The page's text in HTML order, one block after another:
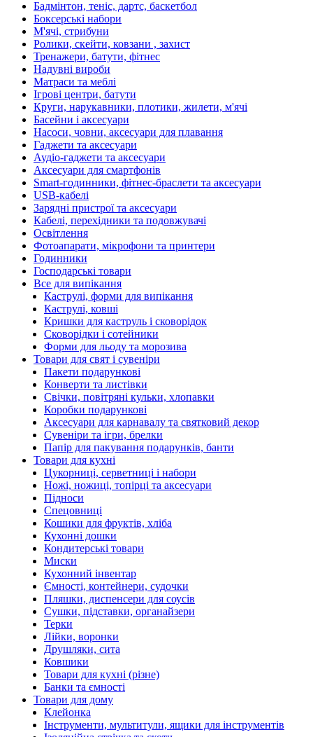
Бадмінтон, теніс, дартс, баскетбол
Боксерські набори
М'ячі, стрибуни
Ролики, скейти, ковзани , захист
Тренажери, батути, фітнес
Надувні вироби
Матраси та меблі
Ігрові центри, батути
Круги, нарукавники, плотики, жилети, м'ячі
Басейни і аксесуари
Насоси, човни, аксесуари для плавання
Гаджети та аксесуари
Аудіо-гаджети та аксесуари
Аксесуари для смартфонів
Smart-годинники, фітнес-браслети та аксесуари
USB-кабелі
Зарядні пристрої та аксесуари
Кабелі, перехідники та подовжувачі
Освітлення
Фотоапарати, мікрофони та принтери
Годинники
Господарські товари
Все для випікання
Каструлі, форми для випікання
Каструлі, ковші
Кришки для каструль і сковорідок
Сковорідки і сотейники
Форми для льоду та морозива
Товари для свят і сувеніри
Пакети подарункові
Конверти та листівки
Свічки, повітряні кульки, хлопавки
Коробки подарункові
Аксесуари для карнавалу та святковий декор
Сувеніри та ігри, брелки
Папір для пакування подарунків, банти
Товари для кухні
Цукорниці, серветниці і набори
Ножі, ножиці, топірці та аксесуари
Підноси
Спецовниці
Кошики для фруктів, хліба
Кухонні дошки
Кондитерські товари
Миски
Кухонний інвентар
Ємності, контейнери, судочки
Пляшки, диспенсери для соусів
Сушки, підставки, органайзери
Терки
Лійки, воронки
Друшляки, сита
Ковшики
Товари для кухні (різне)
Банки та ємності
Товари для дому
Клейонка
Інструменти, мультитули, ящики для інструментів